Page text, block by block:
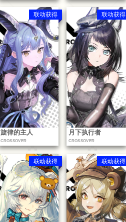
联动获得
旋律的主人
CROSSOVER
联动获得
月下执行者
CROSSOVER
联动获得 联动获得